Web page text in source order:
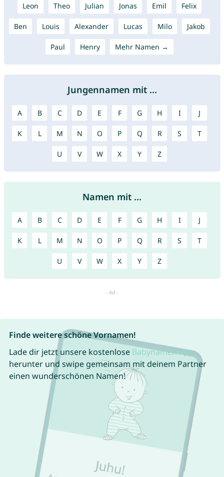
Leon Theo Julian Jonas Emil Felix
Ben Louis Alexander Lucas Milo Jakob
Paul Henry Mehr Namen →
Jungennamen mit ...
A B C D E F G H I J
K L M N O P Q R S T
U V W X Y Z
Namen mit ...
A B C D E F G H I J
K L M N O P Q R S T
U V W X Y Z
Finde weitere schöne Vornamen!
Lade dir jetzt unsere kostenlose Babynamen App
herunter und swipe gemeinsam mit deinem Partner
einen wunderschönen Namen!